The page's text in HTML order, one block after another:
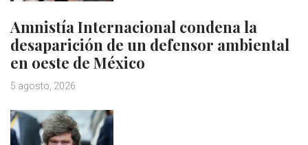
Amnistía Internacional condena la
desaparición de un defensor ambiental
en oeste de México
5 agosto, 2026